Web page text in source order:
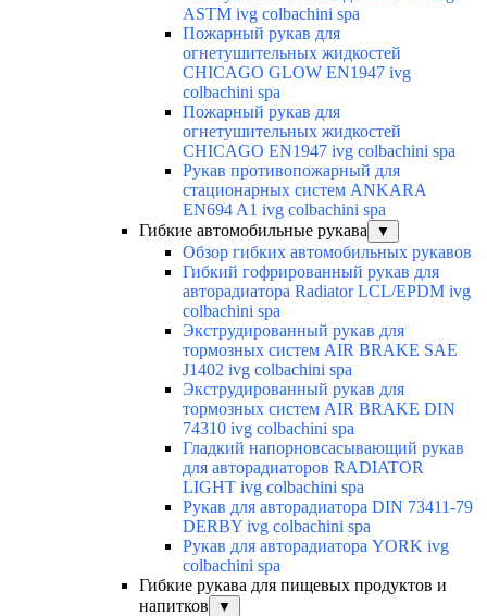
ASTM ivg colbachini spa
Пожарный рукав для
огнетушительных жидкостей
CHICAGO GLOW EN1947 ivg
colbachini spa
Пожарный рукав для
огнетушительных жидкостей
CHICAGO EN1947 ivg colbachini spa
Рукав противопожарный для
стационарных систем ANKARA
EN694 A1 ivg colbachini spa
Гибкие автомобильные рукава
▼
Обзор гибких автомобильных рукавов
Гибкий гофрированный рукав для
авторадиатора Radiator LCL/EPDM ivg
colbachini spa
Экструдированный рукав для
тормозных систем AIR BRAKE SAE
J1402 ivg colbachini spa
Экструдированный рукав для
тормозных систем AIR BRAKE DIN
74310 ivg colbachini spa
Гладкий напорновсасывающий рукав
для авторадиаторов RADIATOR
LIGHT ivg colbachini spa
Рукав для авторадиатора DIN 73411-79
DERBY ivg colbachini spa
Рукав для авторадиатора YORK ivg
colbachini spa
Гибкие рукава для пищевых продуктов и
напитков
▼